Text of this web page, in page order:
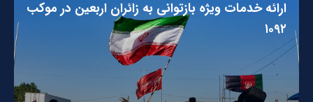
ارائه خدمات ویژه بازتوانی به زائران اربعین در موکب
۱۰۹۲